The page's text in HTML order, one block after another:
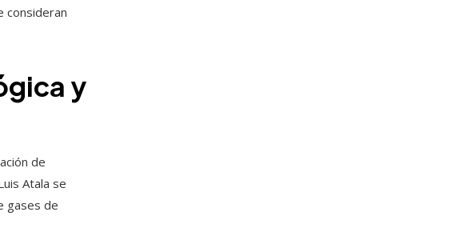
consideran
y
de
Atala se
gases de